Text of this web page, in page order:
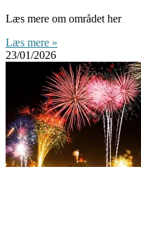
Læs mere om området her
Læs mere »
23/01/2026